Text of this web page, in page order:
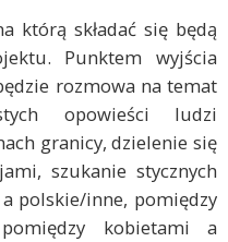
którą składać się będą
Punktem wyjścia
rozmowa na temat
opowieści ludzi
granicy, dzielenie się
szukanie stycznych
polskie/inne, pomiędzy
kobietami a